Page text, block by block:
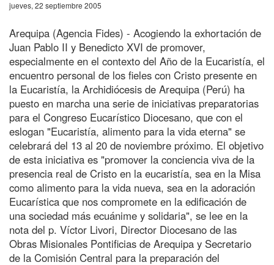
jueves, 22 septiembre 2005
Arequipa (Agencia Fides) - Acogiendo la exhortación de
Juan Pablo II y Benedicto XVI de promover,
especialmente en el contexto del Año de la Eucaristía, el
encuentro personal de los fieles con Cristo presente en
la Eucaristía, la Archidiócesis de Arequipa (Perú) ha
puesto en marcha una serie de iniciativas preparatorias
para el Congreso Eucarístico Diocesano, que con el
eslogan "Eucaristía, alimento para la vida eterna" se
celebrará del 13 al 20 de noviembre próximo. El objetivo
de esta iniciativa es "promover la conciencia viva de la
presencia real de Cristo en la eucaristía, sea en la Misa
como alimento para la vida nueva, sea en la adoración
Eucarística que nos compromete en la edificación de
una sociedad más ecuánime y solidaria", se lee en la
nota del p. Víctor Livori, Director Diocesano de las
Obras Misionales Pontificias de Arequipa y Secretario
de la Comisión Central para la preparación del